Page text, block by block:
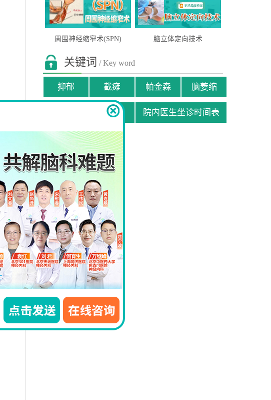
周围神经缩窄术(SPN) 脑立体定向技术
关键词 / Key word
抑郁 截瘫 帕金森 脑萎缩
贫困患者援助申请 院内医生坐诊时间表